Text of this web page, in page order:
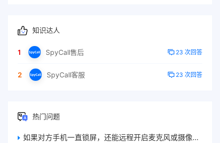
知识达人
1 SpyCall售后 23 次回答
2 SpyCall客服 23 次回答
热门问题
如果对方手机一直锁屏，还能远程开启麦克风或摄像头吗？